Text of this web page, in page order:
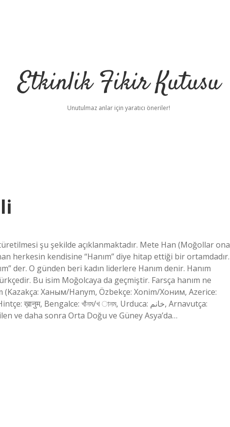
Etkinlik Fikir Kutusu
Unutulmaz anlar için yaratıcı öneriler!
şu şekilde açıklanmaktadır. Mete Han (Moğollar ona
herkesin kendisine “Hanım” diye hitap ettiği bir ortamdadır.
der. O günden beri kadın liderlere Hanım denir. Hanım
Bu isim Moğolcaya da geçmiştir. Farsça hanım ne
Ханым/Hanym, Özbekçe: Xonim/Хоним, Azerice:
ve daha sonra Orta Doğu ve Güney Asya’da…